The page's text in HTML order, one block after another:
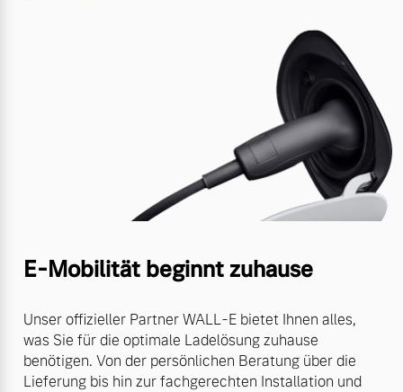
E-Mobilität beginnt zuhause
Unser offizieller Partner WALL-E bietet Ihnen alles,
was Sie für die optimale Ladelösung zuhause
benötigen. Von der persönlichen Beratung über die
Lieferung bis hin zur fachgerechten Installation und